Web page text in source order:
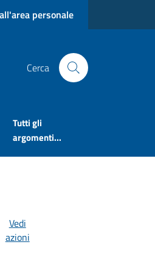
personale
Cerca
Tutti gli
argomenti...
Vedi
azioni